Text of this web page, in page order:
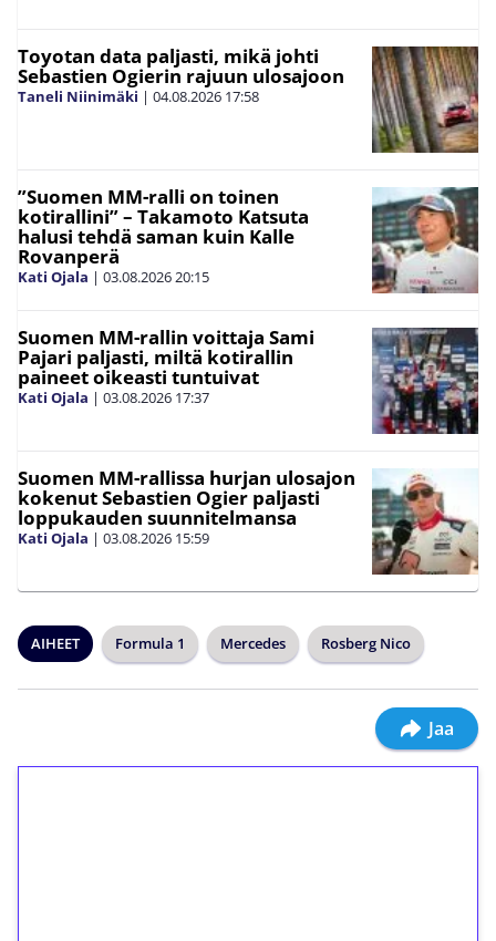
Toyotan data paljasti, mikä johti
Sebastien Ogierin rajuun ulosajoon
Taneli Niinimäki | 04.08.2026 17:58
”Suomen MM-ralli on toinen
kotirallini” – Takamoto Katsuta
halusi tehdä saman kuin Kalle
Rovanperä
Kati Ojala | 03.08.202620:15
Suomen MM-rallin voittaja Sami
Pajari paljasti, miltä kotirallin
paineet oikeasti tuntuivat
Kati Ojala | 03.08.2026 17:37
Suomen MM-rallissa hurjan ulosajon
kokenut Sebastien Ogier paljasti
loppukauden suunnitelmansa
Kati Ojala | 03.08.2026 15:59
AIHEET Formula 1 Mercedes Rosberg Nico
Jaa